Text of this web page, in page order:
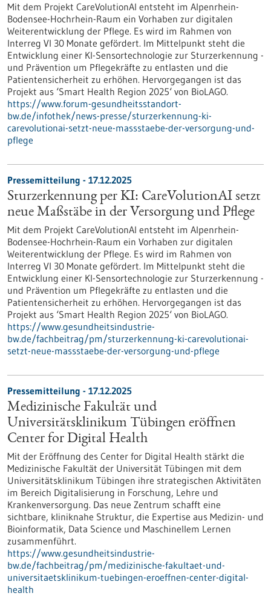
Mit dem Projekt CareVolutionAI entsteht im Alpenrhein-
Bodensee-Hochrhein-Raum ein Vorhaben zur digitalen
Weiterentwicklung der Pflege. Es wird im Rahmen von
Interreg VI 30 Monate gefördert. Im Mittelpunkt steht die
Entwicklung einer KI-Sensortechnologie zur Sturzerkennung -
und Prävention um Pflegekräfte zu entlasten und die
Patientensicherheit zu erhöhen. Hervorgegangen ist das
Projekt aus ‘Smart Health Region 2025‘ von BioLAGO.
https://www.forum-gesundheitsstandort-
bw.de/infothek/news-presse/sturzerkennung-ki-
carevolutionai-setzt-neue-massstaebe-der-versorgung-und-
pflege
Pressemitteilung - 17.12.2025
Sturzerkennung per KI: CareVolutionAI setzt
neue Maßstäbe in der Versorgung und Pflege
Mit dem Projekt CareVolutionAI entsteht im Alpenrhein-
Bodensee-Hochrhein-Raum ein Vorhaben zur digitalen
Weiterentwicklung der Pflege. Es wird im Rahmen von
Interreg VI 30 Monate gefördert. Im Mittelpunkt steht die
Entwicklung einer KI-Sensortechnologie zur Sturzerkennung -
und Prävention um Pflegekräfte zu entlasten und die
Patientensicherheit zu erhöhen. Hervorgegangen ist das
Projekt aus ‘Smart Health Region 2025‘ von BioLAGO.
https://www.gesundheitsindustrie-
bw.de/fachbeitrag/pm/sturzerkennung-ki-carevolutionai-
setzt-neue-massstaebe-der-versorgung-und-pflege
Pressemitteilung - 17.12.2025
Medizinische Fakultät und
Universitätsklinikum Tübingen eröffnen
Center for Digital Health
Mit der Eröffnung des Center for Digital Health stärkt die
Medizinische Fakultät der Universität Tübingen mit dem
Universitätsklinikum Tübingen ihre strategischen Aktivitäten
im Bereich Digitalisierung in Forschung, Lehre und
Krankenversorgung. Das neue Zentrum schafft eine
sichtbare, kliniknahe Struktur, die Expertise aus Medizin- und
Bioinformatik, Data Science und Maschinellem Lernen
zusammenführt.
https://www.gesundheitsindustrie-
bw.de/fachbeitrag/pm/medizinische-fakultaet-und-
universitaetsklinikum-tuebingen-eroeffnen-center-digital-
health